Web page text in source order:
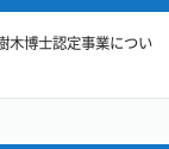
木博士認定事業につい